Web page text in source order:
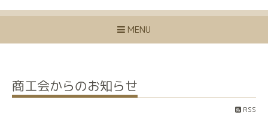
MENU
商工会からのお知らせ
RSS